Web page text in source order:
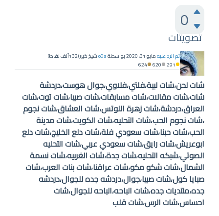
0
تصويتات
تم الرد عليهمايو 31، 2020 بواسطةo0sشيخ كبير(132ألف
نقاط)
291
620
624
شات لحن،شات لبية،فلتي،فلاوي،جوال هوست،دردشة
شات،شات مقالات،شات مسابقات،شات صبيا،شات توت،شات
العراق،دردشة،شات زهرة اللوتس،شات العشاق،شات نجوم
،شات نجوم الحب،شات التحليه،شات الكويت،شات مدينة
الحب،شات حبنا،شات سعودي فلة،شات دلع الخليج،شات دلع
ابوعريش،شات رايق،شات سعودي عربي،شات التحليه
الصوتي،شبكه التحليه،شات جدة،شات الغربيه،شات نسمة
الشمال،شات شكو مكو،شات عراقنا،شات بنات العرب،شات
صبايا كول،شات صبيا،جوال،دردشه جده للجوال،دردشه
جده،منتديات جده،شات الباحه،الباحه للجوال،شات
احساس،شات الرس،شات قلب